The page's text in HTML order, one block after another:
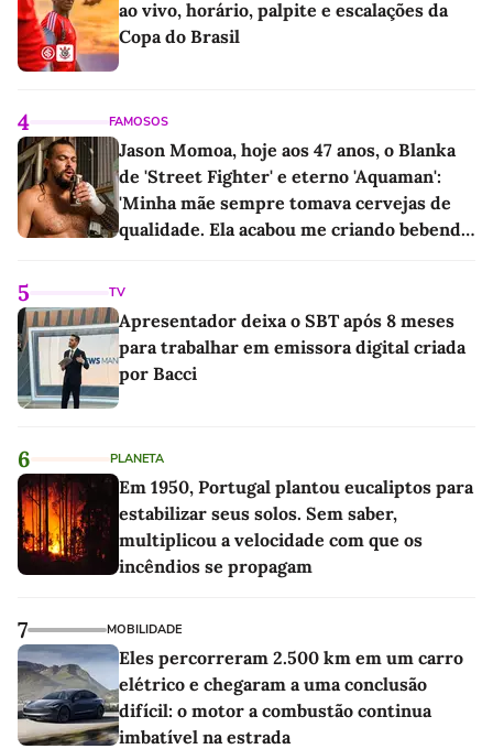
ao vivo, horário, palpite e escalações da
Copa do Brasil
4 FAMOSOS
Jason Momoa, hoje aos 47 anos, o Blanka
de 'Street Fighter' e eterno 'Aquaman':
'Minha mãe sempre tomava cervejas de
qualidade. Ela acabou me criando bebendo
5 TV
Apresentador deixa o SBT após 8 meses
para trabalhar em emissora digital criada
por Bacci
6 PLANETA
Em 1950, Portugal plantou eucaliptos para
estabilizar seus solos. Sem saber,
multiplicou a velocidade com que os
incêndios se propagam
7 MOBILIDADE
Eles percorreram 2.500 km em um carro
elétrico e chegaram a uma conclusão
difícil: o motor a combustão continua
imbatível na estrada